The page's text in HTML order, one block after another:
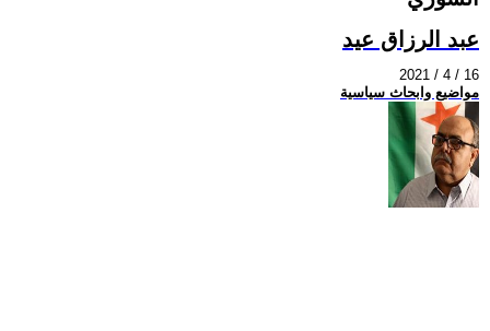
عبد الرزاق عيد
2021 / 4 / 16
مواضيع وابحاث سياسية